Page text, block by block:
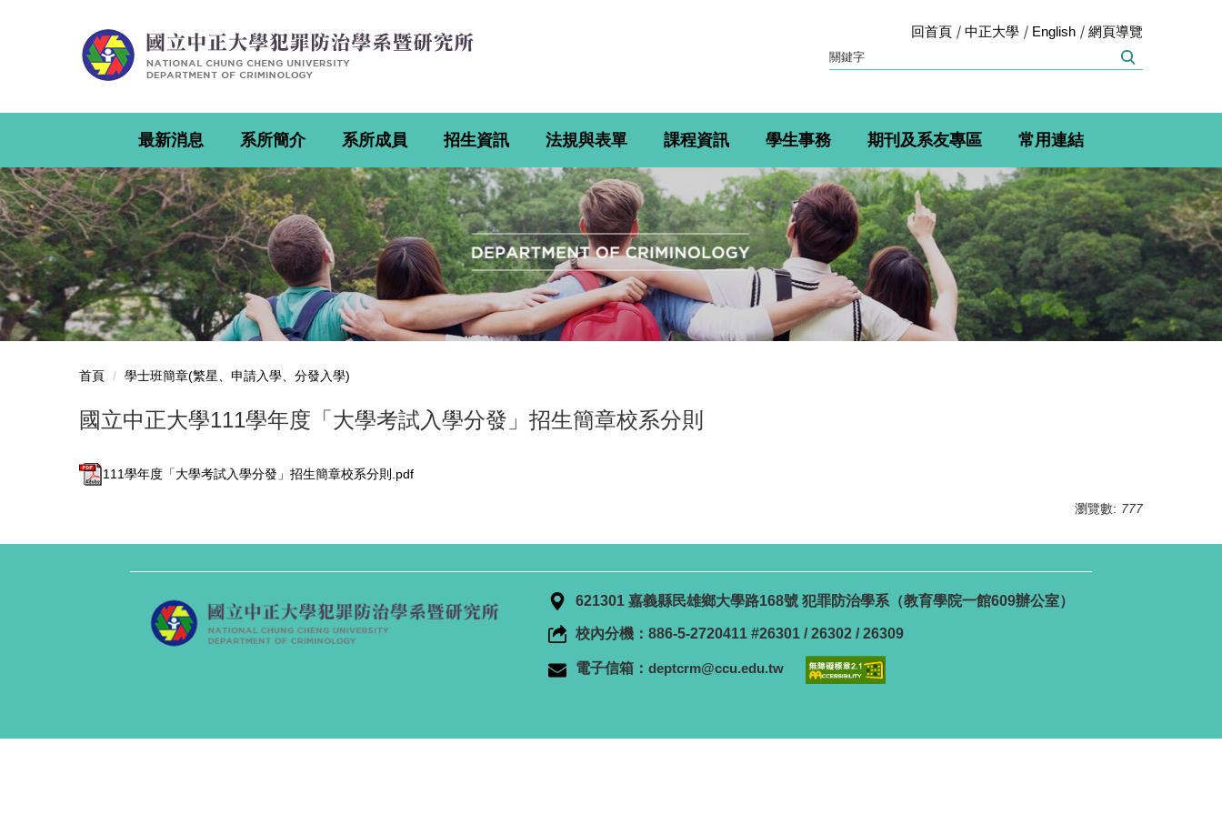
回首頁 中正大學 English 網頁導覽
最新消息 系所簡介 系所成員 招生資訊 法規與表單 課程資訊 學生事務 期刊及系友專區 常用連結
首頁 學士班簡章(繁星、申請入學、分發入學)
國立中正大學111學年度「大學考試入學分發」招生簡章校系分則
111學年度「大學考試入學分發」招生簡章校系分則.pdf
瀏覽數: 777
621301 嘉義縣民雄鄉大學路168號 犯罪防治學系（教育學院一館609辦公室）
校內分機：886-5-2720411 #26301 / 26302 / 26309
電子信箱： deptcrm@ccu.edu.tw